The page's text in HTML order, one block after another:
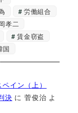
労働組合
孝二
賃金窃盗
国
イン（上）
決 に菅俊治 よ